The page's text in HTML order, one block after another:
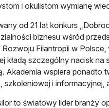
i okulistom wymianę
od 21 lat konkurs
biznesu wśród
Rozwoju Filantropii w
kładą szczególny nacisk
Akademia wspiera ponadto
szkoleniowej i
to światowy lider branży